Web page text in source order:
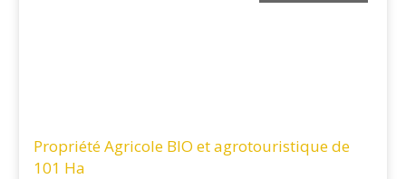
Propriété Agricole BIO et agrotouristique de
101 Ha